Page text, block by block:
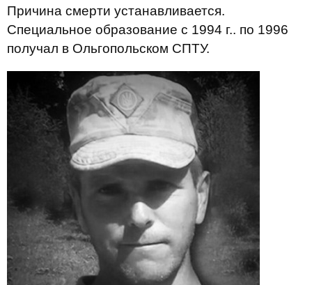
Причина смерти устанавливается.
Специальное образование с 1994 г.. по 1996
получал в Ольгопольском СПТУ.